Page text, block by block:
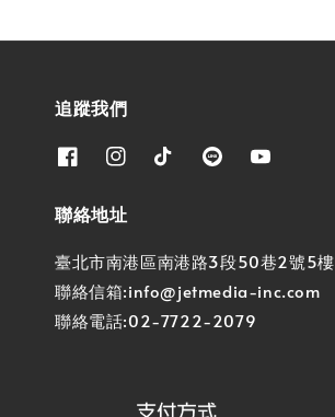
追蹤我們
聯絡地址
臺北市南港區南港路3段50巷2號5樓
聯絡信箱:info@jetmedia-inc.com
聯絡電話:02-7722-2079